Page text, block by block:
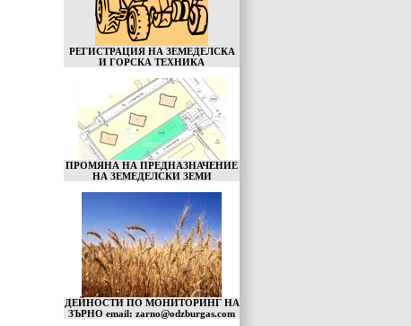
РЕГИСТРАЦИЯ НА ЗЕМЕДЕЛСКА
И ГОРСКА ТЕХНИКА
ПРОМЯНА НА ПРЕДНАЗНАЧЕНИЕ
НА ЗЕМЕДЕЛСКИ ЗЕМИ
ДЕЙНОСТИ ПО МОНИТОРИНГ НА
ЗЪРНО email: zarno@odzburgas.com